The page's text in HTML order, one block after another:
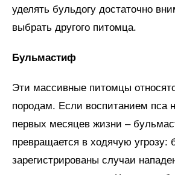
уделять бульдогу достаточно
выбрать другого питомца.
Бульмастиф
Эти массивные питомцы
породам. Если воспитанием пса
первых месяцев жизни –
превращается в ходячую угрозу:
зарегистрированы случаи